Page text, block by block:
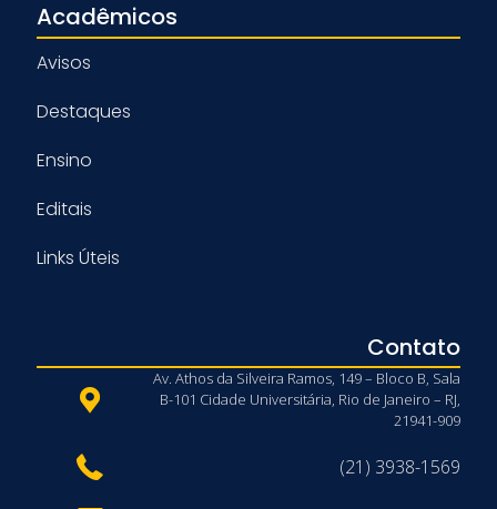
Acadêmicos
Avisos
Destaques
Ensino
Editais
Links Úteis
Contato
Av. Athos da Silveira Ramos, 149 – Bloco B, Sala
B-101 Cidade Universitária, Rio de Janeiro – RJ,
21941-909
(21) 3938-1569